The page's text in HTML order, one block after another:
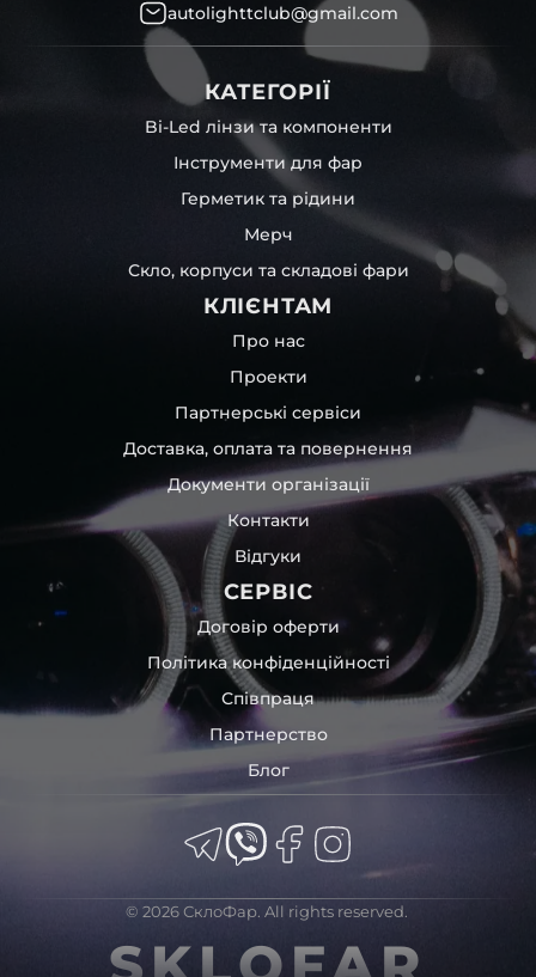
autolighttclub@gmail.com
КАТЕГОРІЇ
Bi-Led лінзи та компоненти
Інструменти для фар
Герметик та рідини
Мерч
Скло, корпуси та складові фари
КЛІЄНТАМ
Про нас
Проекти
Партнерські сервіси
Доставка, оплата та повернення
Документи організації
Контакти
Відгуки
СЕРВІС
Договір оферти
Політика конфіденційності
Співпраця
Партнерство
Блог
© 2026 СклоФар. All rights reserved.